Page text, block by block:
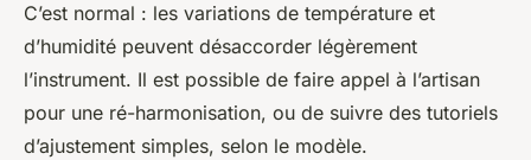
C’est normal : les variations de température et
d’humidité peuvent désaccorder légèrement
l’instrument. Il est possible de faire appel à l’artisan
pour une ré-harmonisation, ou de suivre des tutoriels
d’ajustement simples, selon le modèle.